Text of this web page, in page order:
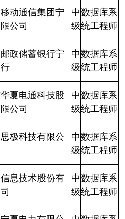
动通信集团宁
公司
中
级
数据库系
统工程师
政储蓄银行宁
中
级
数据库系
统工程师
夏电通科技股
公司
中
级
数据库系
统工程师
极科技有限公
中
级
数据库系
统工程师
息技术股份有
中
级
数据库系
统工程师